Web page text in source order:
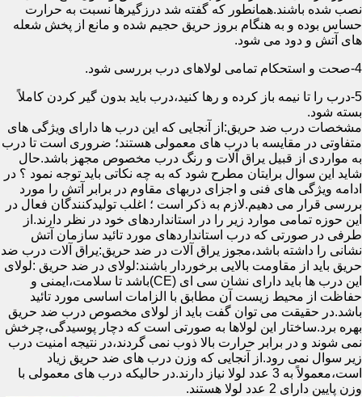
نصب شده باشند.همانطور که گفته شد درزگیرها نسبت به حرارت
حساس بوده و به هنگام بروز حریق حجیم شده و مانع از پخش شعله
های آتش و دود می شود.
4-صحت و استحکام تمامی لولاهای درب بررسی شود.
5-درب را تا نیمه باز کرده و رها کنید،درب باید بدون گیر کردن کاملاً
بسته شود.
مشخصات درب ضد حریق:از آنجایی که این درب ها دارای ویژگی های
متفاوتی در مقایسه با درب های معمولی هستند؛ ضروری است تا درب
به مواردی از قبیل یراق آلات و رنگ درب مخصوص مجهز باشد.حال
شاید این سوال برایتان مطرح شود که به چه نکاتی باید توجه نمود ؟ در
ادامه ویژگی های فنی و اجزای دربهای مقاوم در برابر آتش را مورد
بررسی قرار می دهیم.لازم به ذکر است ؛ اغلب تولیدکنندگان فعال در
این حوزه تمامی موارد زیر را در استانداردهای خود در نظر دارند.از
طرفی در صورتی که درب استانداردهای مورد تائید سازمان آتش
نشانی را داشته باشد،مجوز یراق آلات در ضد حریق:یراق آلات درب ضد
حریق باید از مقاومت بالایی برخوردار باشند:لولای در ضد حریق :لولای
این درب ها باید دارای نشان سی ای (CE)باشد تا سلامت،ایمنی و
حفاظت از محیط زیست آن مطابق با الزامات اساسی مورد تائید
باشد.در حقیقت می توان گفت باید از لولای مخصوص درب ضد حریق
بهره برد.ساختار این لولاها به صورتی است که دچار پوسیدگی،چرخش
نمی شوند و در برابر حرارت بالا ذوب نمی گردند،در نتیجه امنیت درب
زیر سوال نمی رود.از آنجایی که وزن درب های ضد حریق زیاد
است،معمولاً به 3 عدد لولا نیاز دارند.در حالیکه درب های معمولی با
وزن پایین دارای 2 عدد لولا هستند.